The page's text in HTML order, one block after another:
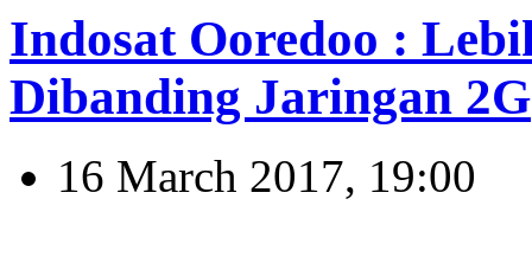
Indosat Ooredoo :
Dibanding Jaringan 2G
16 March 2017, 19:00